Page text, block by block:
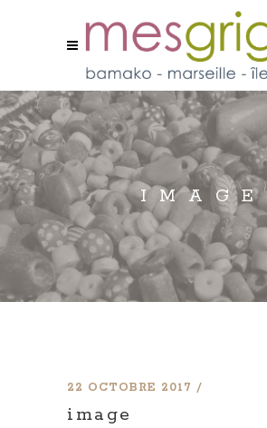
IMAGE
22 OCTOBRE 2017
image